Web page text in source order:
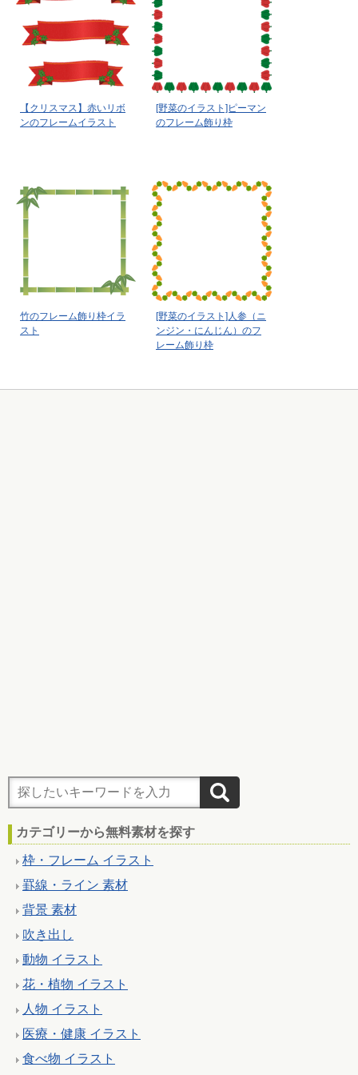
【クリスマス】赤いリボ
ンのフレームイラスト
[野菜のイラスト]ピーマン
のフレーム飾り枠
竹のフレーム飾り枠イラ
スト
[野菜のイラスト]人参（ニ
ンジン・にんじん）のフ
レーム飾り枠
カテゴリーから無料素材を探す
枠・フレーム イラスト
罫線・ライン 素材
背景 素材
吹き出し
動物 イラスト
花・植物 イラスト
人物 イラスト
医療・健康 イラスト
食べ物 イラスト